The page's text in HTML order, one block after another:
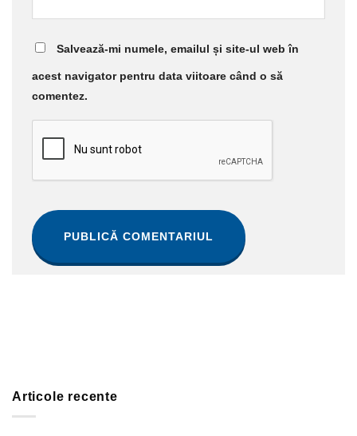
Salvează-mi numele, emailul și site-ul web în
acest navigator pentru data viitoare când o să
comentez.
Articole recente